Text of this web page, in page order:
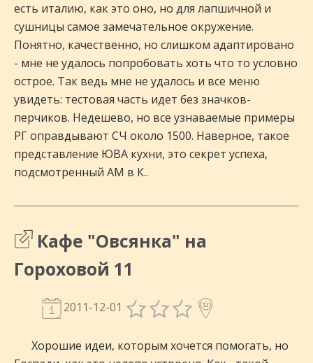
есть италию, как это оно, но для лапшичной и
сушницы самое замечательное окружение.
Понятно, качественно, но слишком адаптировано
- мне не удалось попробовать хоть что то условно
острое. Так ведь мне не удалось и все меню
увидеть: тестовая часть идет без значков-
перчиков. Недешево, но все узнаваемые примеры
РГ оправдывают СЧ около 1500. Наверное, такое
представление ЮВА кухни, это секрет успеха,
подсмотренный АМ в К..
Кафе "Овсянка" на
Гороховой 11
2011-12-01
Хорошие идеи, которым хочется помогать, но